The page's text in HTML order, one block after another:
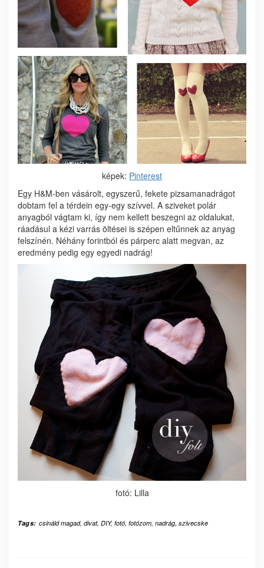
képek: Pinterest
Egy H&M-ben vásárolt, egyszerű, fekete pizsamanadrágot
dobtam fel a térdein egy-egy szívvel. A sziveket polár
anyagból vágtam ki, így nem kellett beszegni az oldalukat,
ráadásul a kézi varrás öltései is szépen eltűnnek az anyag
felszínén. Néhány forintból és párperc alatt megvan, az
eredmény pedig egy egyedi nadrág!
fotó: Lilla
Tags: csináld magad, divat, DIY, fotó, fotózom, nadrág, szivecske